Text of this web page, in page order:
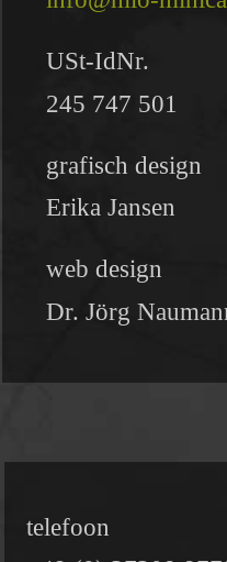
USt-IdNr.
245 747 501
grafisch design
Erika Jansen
web design
Dr. Jörg
telefoon